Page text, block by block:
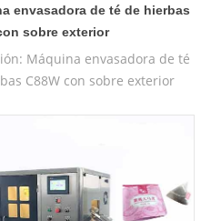
envasadora de té de hierbas
sobre exterior
Máquina envasadora de té
C88W con sobre exterior
té de rosas, tabletas de
etc. Características : La bolsa
de nailon está hecha de